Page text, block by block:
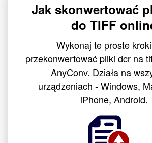
Jak skonwertować
do TIFF
Wykonaj te proste
przekonwertować pliki dcr na
AnyConv. Działa na
urządzeniach - Windows,
iPhone, Android.